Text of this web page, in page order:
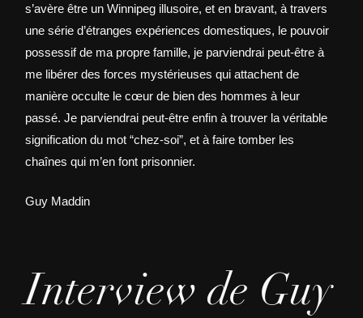
s’avère être un Winnipeg illusoire, et en bravant, à travers
une série d’étranges expériences domestiques, le pouvoir
possessif de ma propre famille, je parviendrai peut-être à
me libérer des forces mystérieuses qui attachent de
manière occulte le cœur de bien des hommes à leur
passé. Je parviendrai peut-être enfin à trouver la véritable
signification du mot “chez-soi”, et à faire tomber les
chaînes qui m’en font prisonnier.
Guy Maddin
Interview de Guy